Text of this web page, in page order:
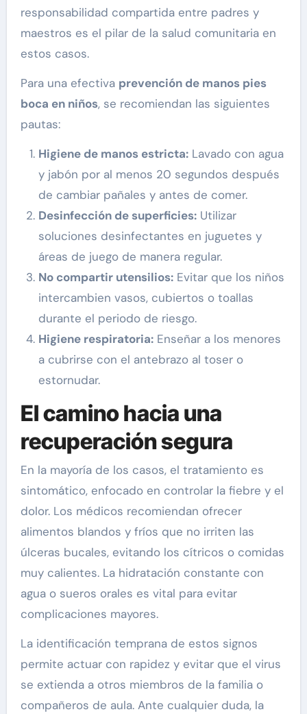
responsabilidad compartida entre padres y
maestros es el pilar de la salud comunitaria en
estos casos.
Para una efectiva prevención de manos pies
boca en niños, se recomiendan las siguientes
pautas:
Higiene de manos estricta:Lavado con agua
y jabón por al menos 20 segundos después
de cambiar pañales y antes de comer.
Desinfección de superficies:Utilizar
soluciones desinfectantes en juguetes y
áreas de juego de manera regular.
No compartir utensilios:Evitar que los niños
intercambien vasos, cubiertos o toallas
durante el periodo de riesgo.
Higiene respiratoria:Enseñar a los menores
a cubrirse con el antebrazo al toser o
estornudar.
El camino hacia una
recuperación segura
En la mayoría de los casos, el tratamiento es
sintomático, enfocado en controlar la fiebre y el
dolor. Los médicos recomiendan ofrecer
alimentos blandos y fríos que no irriten las
úlceras bucales, evitando los cítricos o comidas
muy calientes. La hidratación constante con
agua o sueros orales es vital para evitar
complicaciones mayores.
La identificación temprana de estos signos
permite actuar con rapidez y evitar que el virus
se extienda a otros miembros de la familia o
compañeros de aula. Ante cualquier duda, la